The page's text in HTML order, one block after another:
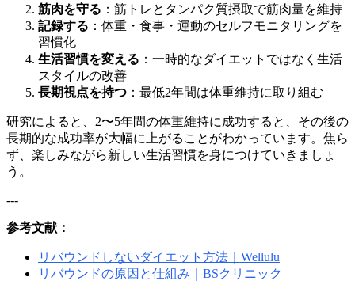
筋肉を守る ：筋トレとタンパク質摂取で筋肉量を維持
記録する ：体重・食事・運動のセルフモニタリングを
習慣化
生活習慣を変える ：一時的なダイエットではなく生活
スタイルの改善
長期視点を持つ ：最低2年間は体重維持に取り組む
研究によると、2〜5年間の体重維持に成功すると、その後の
長期的な成功率が大幅に上がることがわかっています。焦ら
ず、楽しみながら新しい生活習慣を身につけていきましょ
う。
---
参考文献：
リバウンドしないダイエット方法｜Wellulu
リバウンドの原因と仕組み｜BSクリニック